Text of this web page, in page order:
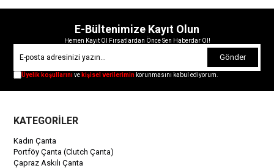
E-Bültenimize Kayıt Olun
Hemen Kayıt Ol Fırsatlardan Önce Sen Haberdar Ol!
Gönder
Üyelik koşullarınıve kişisel verilerimin korunmasını kabul ediyorum.
KATEGORİLER
Kadın Çanta
Portföy Çanta (Clutch Çanta)
Çapraz Askılı Çanta